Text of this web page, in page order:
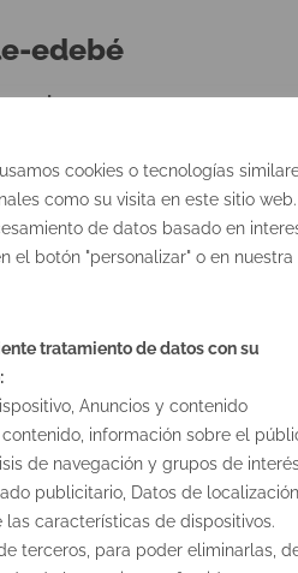
cookies o tecnologías
como su visita en este sitio
de datos basado en
el botón "personalizar" o en nuestra
tratamiento de datos con su
Anuncios y contenido
información sobre el
de navegación y grupos de
publicitario, Datos de localización
características de dispositivos.
terceros, para poder eliminarlas,
edebé
de 2019
novedades por
Contenidos educativos